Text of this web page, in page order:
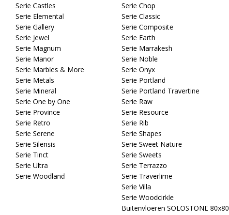
Serie Castles
Serie Elemental
Serie Gallery
Serie Jewel
Serie Magnum
Serie Manor
Serie Marbles & More
Serie Metals
Serie Mineral
Serie One by One
Serie Province
Serie Retro
Serie Serene
Serie Silensis
Serie Tinct
Serie Ultra
Serie Woodland
Serie Chop
Serie Classic
Serie Composite
Serie Earth
Serie Marrakesh
Serie Noble
Serie Onyx
Serie Portland
Serie Portland Travertine
Serie Raw
Serie Resource
Serie Rib
Serie Shapes
Serie Sweet Nature
Serie Sweets
Serie Terrazzo
Serie Traverlime
Serie Villa
Serie Woodcirkle
Buitenvloeren SOLOSTONE 80x80